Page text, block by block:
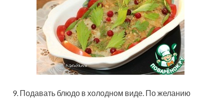
9. Подавать блюдо в холодном виде. По желанию